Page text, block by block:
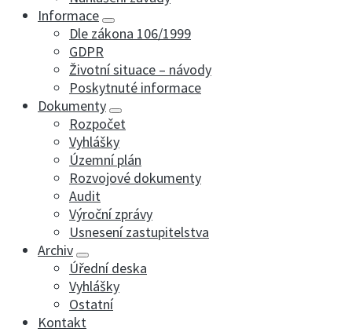
Informace
Dle zákona 106/1999
GDPR
Životní situace – návody
Poskytnuté informace
Dokumenty
Rozpočet
Vyhlášky
Územní plán
Rozvojové dokumenty
Audit
Výroční zprávy
Usnesení zastupitelstva
Archiv
Úřední deska
Vyhlášky
Ostatní
Kontakt